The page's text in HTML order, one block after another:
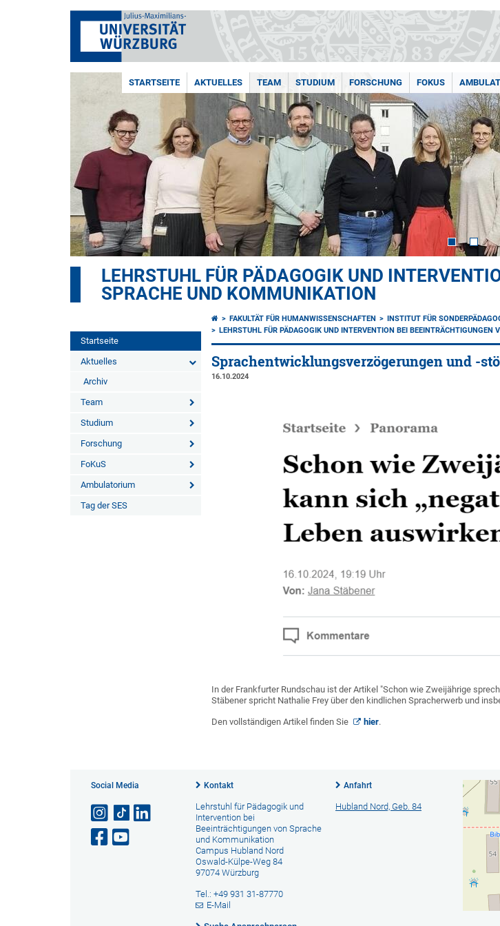
STARTSEITE AKTUELLES TEAM STUDIUM FORSCHUNG FOKUS
LEHRSTUHL FÜR PÄDAGOGIK UND
SPRACHE UND KOMMUNIKATION
Startseite
Aktuelles
Archiv
Team
Studium
Forschung
FoKuS
Ambulatorium
Tag der SES
FAKULTÄT FÜR HUMANWISSENSCHAFTEN
INSTITUT FÜR
LEHRSTUHL FÜR PÄDAGOGIK UND INTERVENTION BEI BEEINTRÄCHTIGUNGEN
Sprachentwicklungsverzögerungen und -
16.10.2024
In der Frankfurter Rundschau ist der Artikel "Schon wie Zweijährige
Stäbener spricht Nathalie Frey über den kindlichen Spracherwerb und
Den vollständigen Artikel finden Sie hier.
Social Media Kontakt
Lehrstuhl für Pädagogik und
Intervention bei
Beeinträchtigungen von Sprache
und Kommunikation
Campus Hubland Nord
Oswald-Külpe-Weg 84
97074 Würzburg
Tel.: +49 931 31-87770
E-Mail
Anfahrt
Hubland Nord, Geb. 84